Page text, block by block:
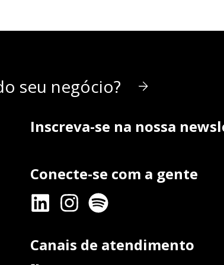
seu negócio?
Inscreva-se na nossa
Conecte-se com a gente
Canais de atendimento